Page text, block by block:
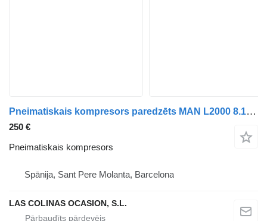
Pneimatiskais kompresors paredzēts MAN L2000 8.103-8.224 EUROI/II kravas automašīnas
250 €
Pneimatiskais kompresors
Spānija, Sant Pere Molanta, Barcelona
LAS COLINAS OCASION, S.L.